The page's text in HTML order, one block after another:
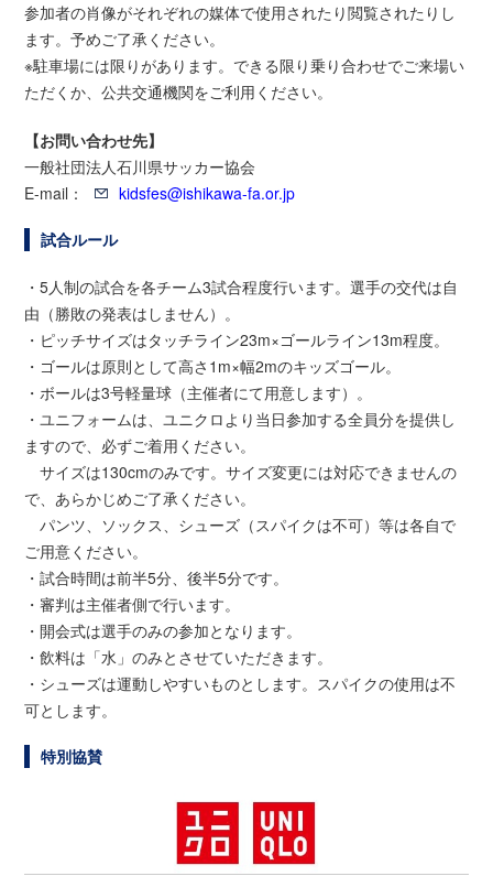
参加者の肖像がそれぞれの媒体で使用されたり閲覧されたりし
ます。予めご了承ください。
※駐車場には限りがあります。できる限り乗り合わせでご来場い
ただくか、公共交通機関をご利用ください。
【お問い合わせ先】
一般社団法人石川県サッカー協会
E-mail：
kidsfes@ishikawa-fa.or.jp
試合ルール
・5人制の試合を各チーム3試合程度行います。選手の交代は自
由（勝敗の発表はしません）。
・ピッチサイズはタッチライン23m×ゴールライン13m程度。
・ゴールは原則として高さ1m×幅2mのキッズゴール。
・ボールは3号軽量球（主催者にて用意します）。
・ユニフォームは、ユニクロより当日参加する全員分を提供し
ますので、必ずご着用ください。
サイズは130cmのみです。サイズ変更には対応できませんの
で、あらかじめご了承ください。
パンツ、ソックス、シューズ（スパイクは不可）等は各自で
ご用意ください。
・試合時間は前半5分、後半5分です。
・審判は主催者側で行います。
・開会式は選手のみの参加となります。
・飲料は「水」のみとさせていただきます。
・シューズは運動しやすいものとします。スパイクの使用は不
可とします。
特別協賛